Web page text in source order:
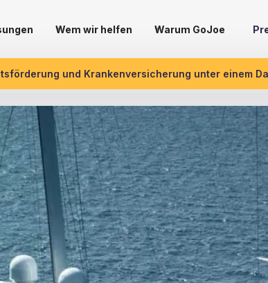
Wem wir helfen Warum GoJoe
und Krankenversicherung unter einem